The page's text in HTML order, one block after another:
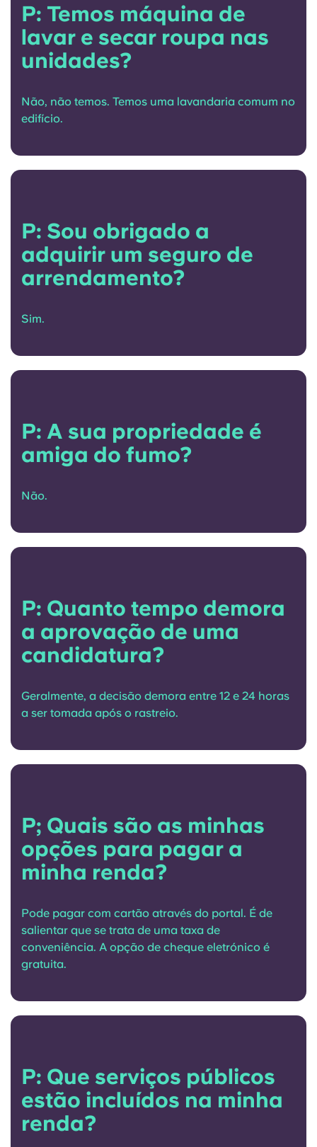
P: Temos máquina de
lavar e secar roupa nas
unidades?
Não, não temos. Temos uma lavandaria comum no
edifício.
P: Sou obrigado a
adquirir um seguro de
arrendamento?
Sim.
P: A sua propriedade é
amiga do fumo?
Não.
P: Quanto tempo demora
a aprovação de uma
candidatura?
Geralmente, a decisão demora entre 12 e 24 horas
a ser tomada após o rastreio.
P; Quais são as minhas
opções para pagar a
minha renda?
Pode pagar com cartão através do portal. É de
salientar que se trata de uma taxa de
conveniência. A opção de cheque eletrónico é
gratuita.
P: Que serviços públicos
estão incluídos na minha
renda?